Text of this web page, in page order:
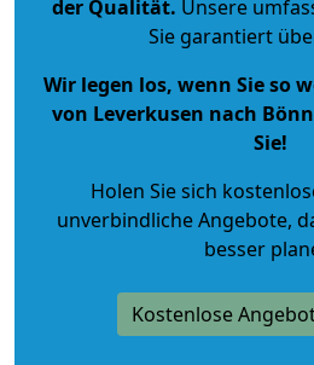
der Qualität. Unsere
Sie garantiert
Wir legen los, wenn Sie so
von Leverkusen nach
Sie!
Holen Sie sich
unverbindliche Angebote,
besser
Kostenlose